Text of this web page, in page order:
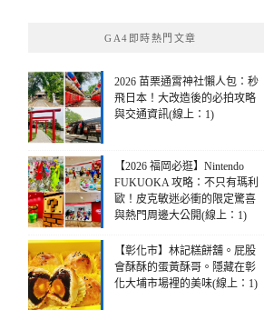
GA4即時熱門文章
2026 苗栗通霄神社懶人包：秒
飛日本！大改造後的必拍攻略
與交通資訊(線上：1)
【2026 福岡必逛】Nintendo
FUKUOKA 攻略：不只有瑪利
歐！皮克敏迷必衝的限定驚喜
與熱門周邊大公開(線上：1)
【彰化市】林記糕餅舖。屁股
會酥酥的蛋黃酥哥。隱藏在彰
化大埔市場裡的美味(線上：1)